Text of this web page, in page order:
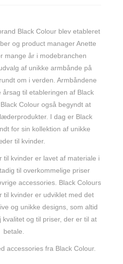
Black Colour blev etableret
og product manager Anette
mange år i modebranchen
af unikke armbånde på
om i verden. Armbåndene
til etableringen af Black
Colour også begyndt at
I dag er Black
for sin kollektion af unikke
til kvinder.
kvinder er lavet af materiale i
til overkommelige priser
accessories. Black Colours
kvinder er udviklet med det
og unikke designs, som altid
og til priser, der er til at
betale.
accessories fra Black Colour.